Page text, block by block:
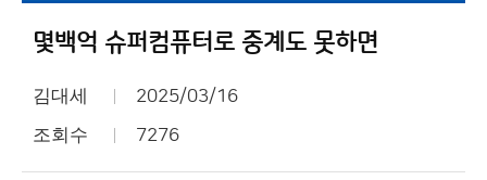
몇백억 슈퍼컴퓨터로 중계도 못하면
김대세 2025/03/16
조회수 7276